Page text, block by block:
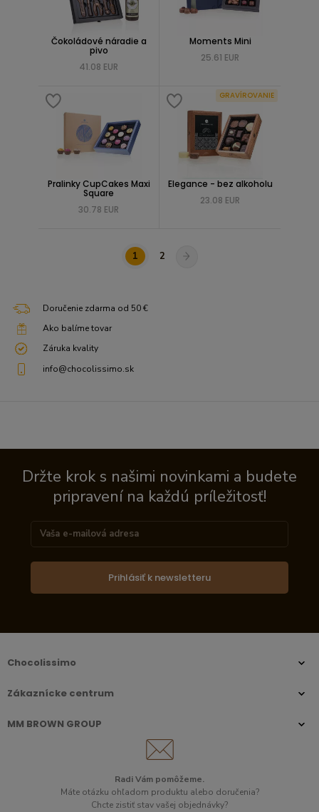
Čokoládové náradie a
pivo
41.08 EUR
Moments Mini
25.61 EUR
Pralinky CupCakes Maxi
Square
30.78 EUR
GRAVÍROVANIE
Elegance - bez alkoholu
23.08 EUR
1 2
Doručenie zdarma od 50 €
Ako balíme tovar
Záruka kvality
info@chocolissimo.sk
Držte krok s našimi novinkami a budete
pripravení na každú príležitosť!
Prihlásiť k newsletteru
Chocolissimo
Zákaznícke centrum
MM BROWN GROUP
Radi Vám pomôžeme.​
Máte otázku ohľadom produktu alebo doručenia?
Chcte zistiť stav vašej objednávky?